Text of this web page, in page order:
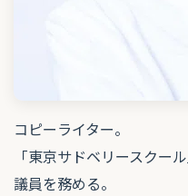
コピーライター。
「東京サドベリースクー
議員を務める。